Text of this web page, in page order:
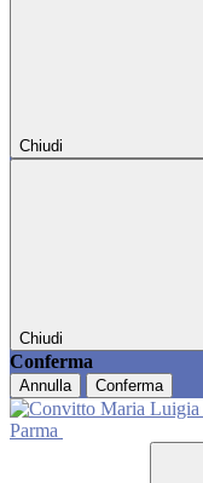
Chiudi
Chiudi
Conferma
Annulla Conferma
Parma